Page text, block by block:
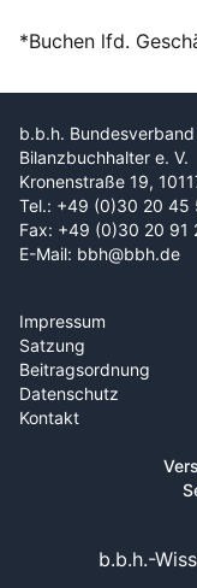
*Buchen lfd.
b.b.h.
Bilanzbuchhalter e. V.
Kronenstraße 19,
Tel.: +49 (0)30 20 45
Fax: +49 (0)30 20 91
E-Mail: bbh@bbh.de
Impressum
Satzung
Beitragsordnung
Datenschutz
Kontakt
b.b.h.-